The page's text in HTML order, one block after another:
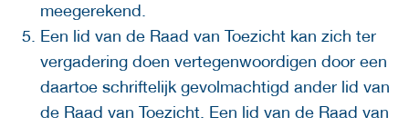
meegerekend.
Een lid van de Raad van Toezicht kan zich ter
vergadering doen vertegenwoordigen door een
daartoe schriftelijk gevolmachtigd ander lid van
de Raad van Toezicht. Een lid van de Raad van